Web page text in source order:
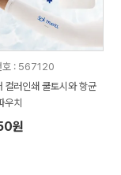
호 : 567120
컬러인쇄 쿨토시와 항균
우치
원